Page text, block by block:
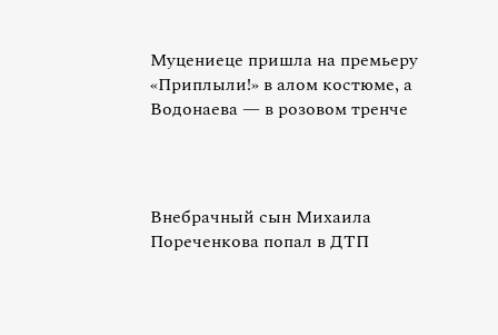
Муцениеце пришла на премьеру
«Приплыли!» в алом костюме, а
Водонаева — в розовом тренче
Внебрачный сын Михаила
Пореченкова попал в ДТП